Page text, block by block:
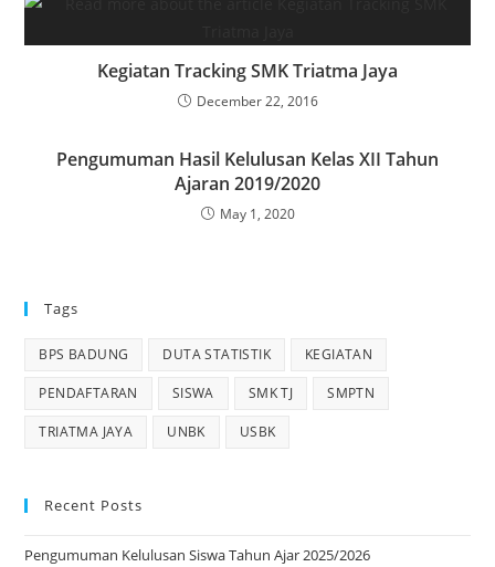
Kegiatan Tracking SMK Triatma Jaya
December 22, 2016
Pengumuman Hasil Kelulusan Kelas XII Tahun
Ajaran 2019/2020
May 1, 2020
Tags
BPS BADUNG DUTA STATISTIK KEGIATAN
PENDAFTARAN SISWA SMK TJ SMPTN
TRIATMA JAYA UNBK USBK
Recent Posts
Pengumuman Kelulusan Siswa Tahun Ajar 2025/2026